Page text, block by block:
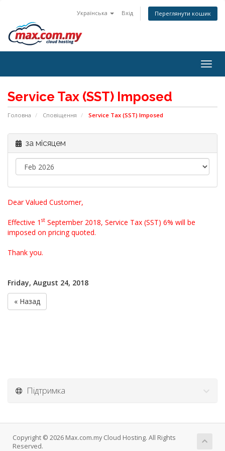
Українська Вхід Переглянути кошик
Service Tax (SST) Imposed
Головна Сповіщення Service Tax (SST) Imposed
за місяцем
Dear Valued Customer,
Effective 1 st September 2018, Service Tax (SST) 6% will be
imposed on pricing quoted.
Thank you.
Friday, August 24, 2018
« Назад
Підтримка
Copyright © 2026 Max.com.my Cloud Hosting. All Rights
Reserved.